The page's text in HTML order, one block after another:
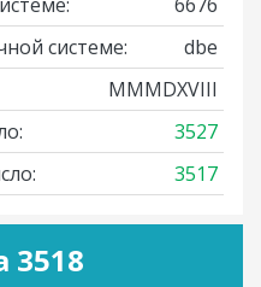
системе:
dbe
MMMDXVIII
3527
3517
3518